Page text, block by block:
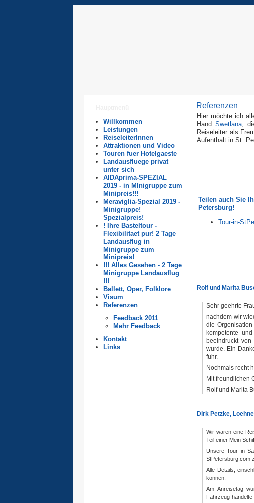
Willkommen
Leistungen
ReiseleiterInnen
Attraktionen und Video
Touren fuer Hotelgaeste
Landausfluege privat
unter sich
AIDAprima-SPEZIAL
2019 - in MInigruppe zum
Minipreis!!!
Meraviglia-Spezial 2019 -
Minigruppe!
Spezialpreis!
! Ihre Basteltour -
Flexibilitaet pur! 2 Tage
Landausflug in
Minigruppe zum
Minipreis!
!!! Alles Gesehen - 2 Tage
Minigruppe Landausflug
!!!
Ballett, Oper, Folklore
Visum
Referenzen
Feedback 2011
Mehr Feedback
Kontakt
Links
Referenzen
Hier möchte ich
HandSwetlana,
Reiseleiter als
Aufenthalt in St.
Teilen auch Sie
Petersburg!
Tour-in-
Rolf und Marita
Sehr geehrte
nachdem wir
die Orgenisation
kompetente
beeindruckt
wurde. Ein
fuhr.
Nochmals recht
Mit freundlichen
Rolf und Marita
Dirk Petzke,
Wir waren eine
Teil einer Mein
Unsere Tour in
StPetersburg.com
Alle Details,
können.
Am Anreisetag
Fahrzeug